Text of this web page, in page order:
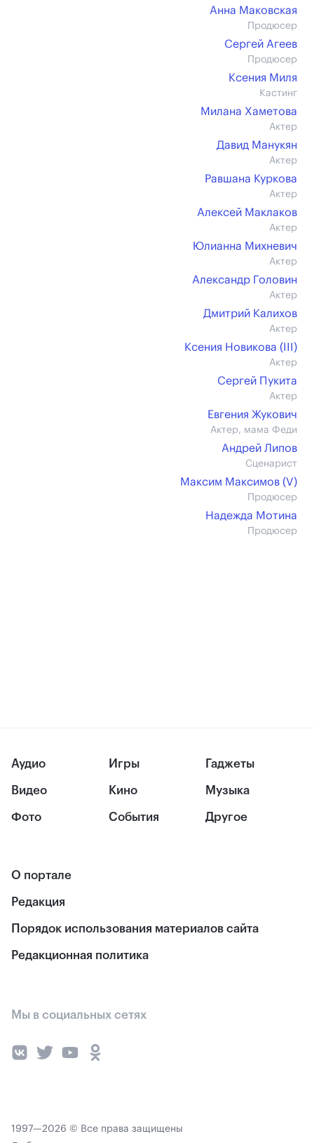
Анна Маковская
Продюсер
Сергей Агеев
Продюсер
Ксения Миля
Кастинг
Милана Хаметова
Актер
Давид Манукян
Актер
Равшана Куркова
Актер
Алексей Маклаков
Актер
Юлианна Михневич
Актер
Александр Головин
Актер
Дмитрий Калихов
Актер
Ксения Новикова (III)
Актер
Сергей Пукита
Актер
Евгения Жукович
Актер, мама Феди
Андрей Липов
Сценарист
Максим Максимов (V)
Продюсер
Надежда Мотина
Продюсер
Аудио
Видео
Фото
Игры
Кино
События
Гаджеты
Музыка
Другое
О портале
Редакция
Порядок использования материалов сайта
Редакционная политика
Мы в социальных сетях
1997—2026 © Все права защищены